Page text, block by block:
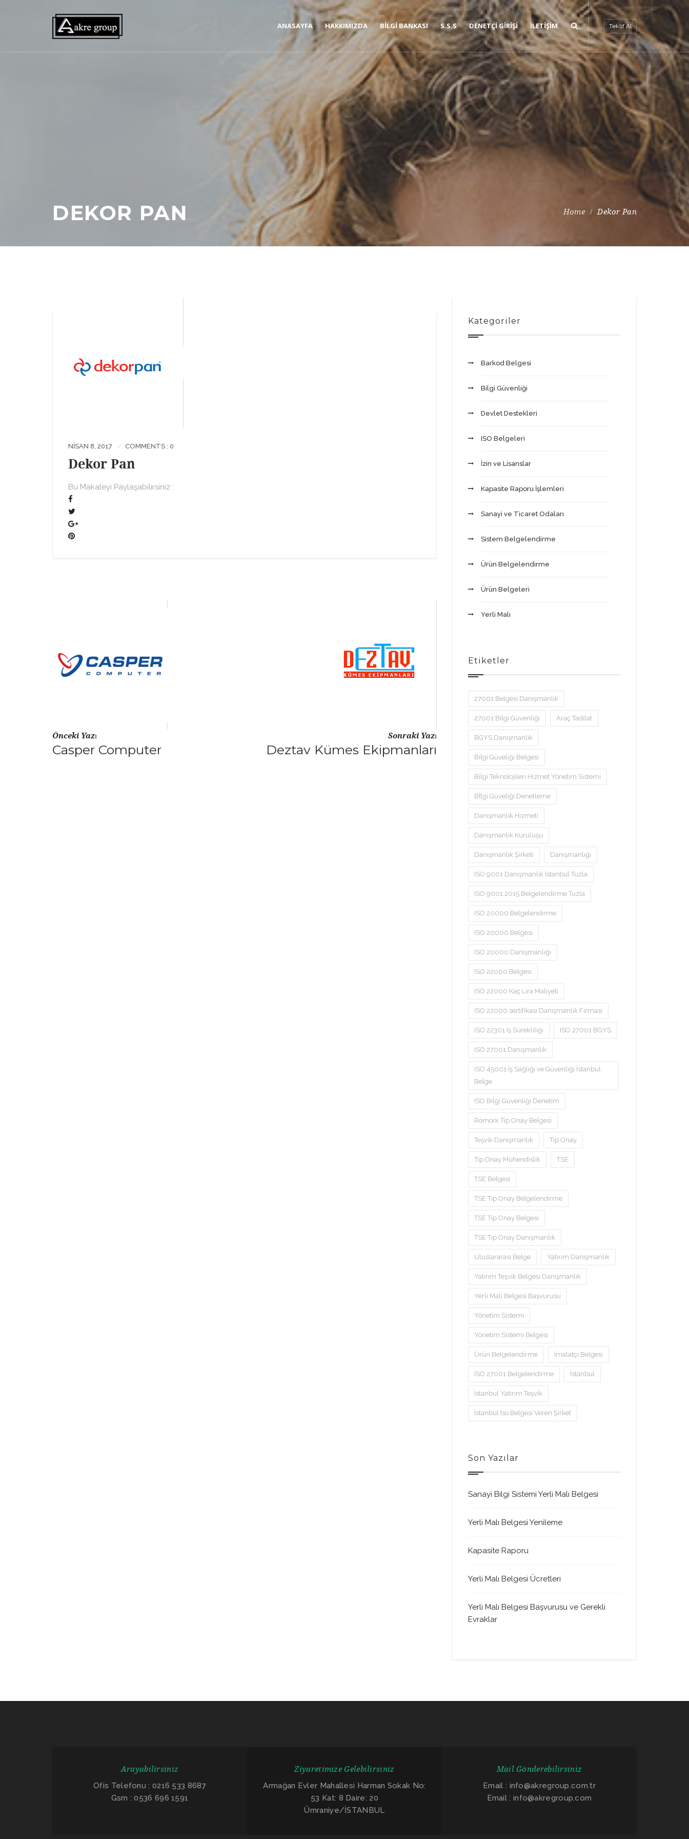
Teklif Al
ANASAYFA HAKKIMIZDA BILGI BANKASI S.S.S DENETÇI GIRIŞI İLETIŞIM
DEKOR PAN Dekor Pan
NISAN 8, 2017 COMMENTS : 0
Dekor Pan
Bu Makaleyi Paylaşabilirsiniz :
Önceki Yazı
Casper Computer
Sonraki Yazı
Deztav Kümes Ekipmanları
Kategoriler
Barkod Belgesi
Bilgi Güvenliği
Devlet Destekleri
ISO Belgeleri
İzin ve Lisanslar
Kapasite Raporu İşlemleri
Sanayi ve Ticaret Odaları
Sistem Belgelendirme
Ürün Belgelendirme
Ürün Belgeleri
Yerli Malı
Etiketler
27001 Belgesi Danışmanlık
27001 Bilgi Güvenliği Araç Tadilat
BGYS Danışmanlık
Bilgi Güveliği Belgesi
Bilgi Teknolojileri Hizmet Yönetim Sistemi
Bİlgi Güveliği Denetleme
Danışmanlık Hizmeti
Danışmanlık Kuruluşu
Danışmanlık Şirketi Danışmanlığı
ISO 9001 Danışmanlık İstanbul Tuzla
ISO 9001:2015 Belgelendirme Tuzla
ISO 20000 Belgelendirme
ISO 20000 Belgesi
ISO 20000 Danışmanlığı
ISO 22000 Belgesi
ISO 22000 Kaç Lira Maliyeti
ISO 22000 sertifikası Danışmanlık Firması
ISO 22301 İş Sürekliliği ISO 27001 BGYS
ISO 27001 Danışmanlık
ISO 45001 İş Sağlığı ve Güvenliği İstanbul
Belge
ISO Bilgi Güvenliği Denetim
Römork Tip Onay Belgesi
Teşvik Danışmanlık Tip Onay
Tip Onay Mühendislik TSE
TSE Belgesi
TSE Tip Onay Belgelendirme
TSE Tip Onay Belgesi
TSE Tip Onay Danışmanlık
Uluslararası Belge Yatırım Danışmanlık
Yatırım Teşvik Belgesi Danışmanlık
Yerli Malı Belgesi Başvurusu
Yönetim Sistemi
Yönetim Sistemi Belgesi
Ürün Belgelendirme İmalatçı Belgesi
İSO 27001 Belgelendirme İstanbul
İstanbul Yatırım Teşvik
İstanbul İso Belgesi Veren Şirket
Son Yazılar
Sanayi Bilgi Sistemi Yerli Malı Belgesi
Yerli Malı Belgesi Yenileme
Kapasite Raporu
Yerli Malı Belgesi Ücretleri
Yerli Malı Belgesi Başvurusu ve Gerekli
Evraklar
Arayabilirsiniz
Ofis Telefonu : 0216 533 8687
Gsm : 0536 696 1591
Ziyaretimize Gelebilirsiniz
Armağan Evler Mahallesi Harman Sokak No:
53 Kat: 8 Daire: 20
Ümraniye/İSTANBUL
Mail Gönderebilirsiniz
Email : info@akregroup.com.tr
Email : info@akregroup.com